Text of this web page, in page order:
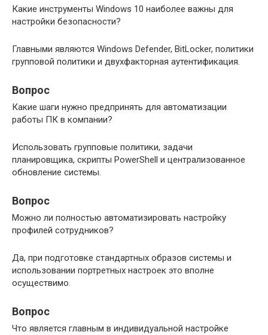
Какие инструменты Windows 10 наиболее важны для
настройки безопасности?
Главными являются Windows Defender, BitLocker, политики
групповой политики и двухфакторная аутентификация.
Вопрос
Какие шаги нужно предпринять для автоматизации
работы ПК в компании?
Использовать групповые политики, задачи
планировщика, скрипты PowerShell и централизованное
обновление системы.
Вопрос
Можно ли полностью автоматизировать настройку
профилей сотрудников?
Да, при подготовке стандартных образов системы и
использовании портретных настроек это вполне
осуществимо.
Вопрос
Что является главным в индивидуальной настройке